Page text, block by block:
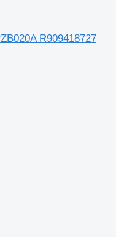
R909418727